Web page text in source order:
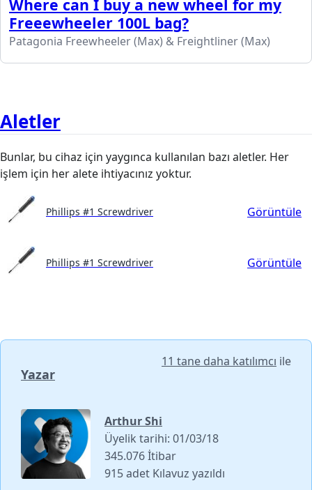
Where can I buy a new wheel for my
Freeewheeler 100L bag?
Patagonia Freewheeler (Max) & Freightliner (Max)
Aletler
Bunlar, bu cihaz için yaygınca kullanılan bazı aletler. Her
işlem için her alete ihtiyacınız yoktur.
Phillips #1 Screwdriver Görüntüle
Phillips #1 Screwdriver Görüntüle
Yazar
11 tane daha katılımcı ile
Arthur Shi
Üyelik tarihi: 01/03/18
345.076 İtibar
915 adet Kılavuz yazıldı